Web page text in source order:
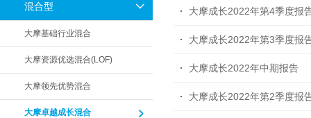
混合型
大摩基础行业混合
大摩资源优选混合(LOF)
大摩领先优势混合
大摩卓越成长混合
大摩成长2022年第4季度报
大摩成长2022年第3季度报
大摩成长2022年中期报告
大摩成长2022年第2季度报